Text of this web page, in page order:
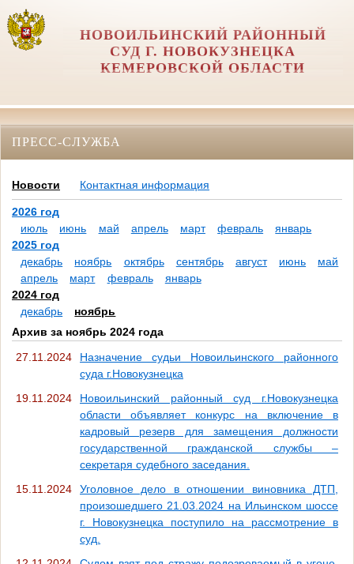
НОВОИЛЬИНСКИЙ РАЙОННЫЙ
СУД Г. НОВОКУЗНЕЦКА
КЕМЕРОВСКОЙ ОБЛАСТИ
ПРЕСС-СЛУЖБА
Новости Контактная информация
2026 год
июль
июнь май апрель март февраль
январь
2025 год
декабрь
ноябрь октябрь сентябрь август июнь
май
апрель
март февраль
январь
2024 год
декабрь
ноябрь
Архив за ноябрь 2024 года
27.11.2024
Назначение судьи Новоильинского районного
суда г.Новокузнецка
19.11.2024
Новоильинский районный суд г.Новокузнецка
области объявляет конкурс на включение в
кадровый резерв для замещения должности
государственной гражданской службы –
секретаря судебного заседания.
15.11.2024
Уголовное дело в отношении виновника ДТП,
произошедшего 21.03.2024 на Ильинском шоссе
г. Новокузнецка поступило на рассмотрение в
суд.